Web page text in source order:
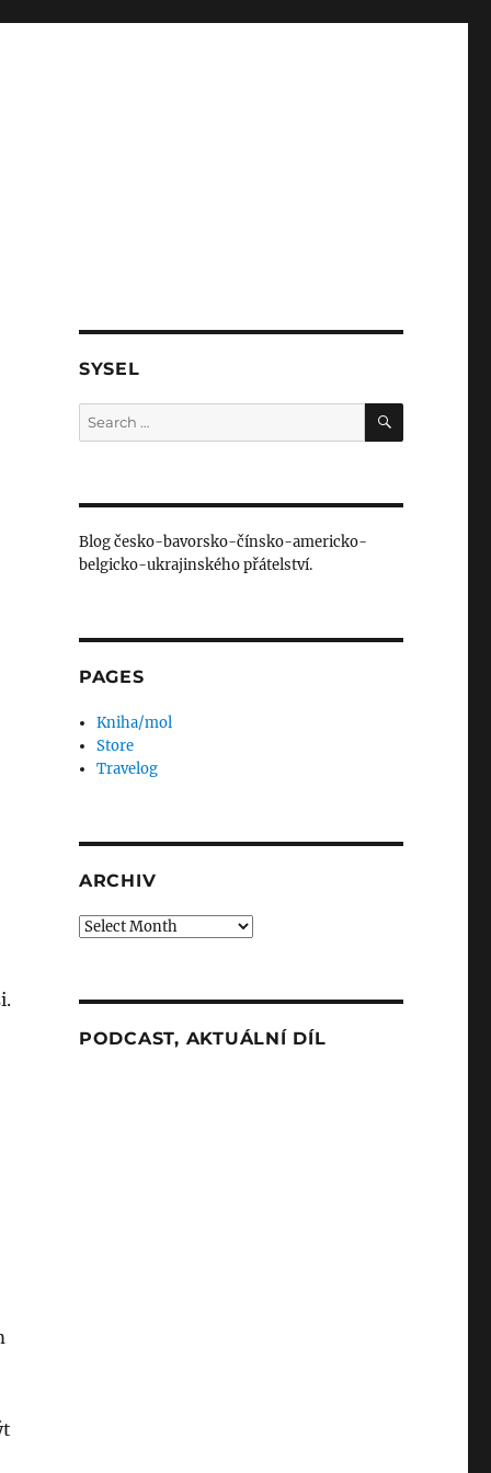
SYSEL
Search
for:
SEARCH
Blog česko-bavorsko-čínsko-americko-
belgicko-ukrajinského přátelství.
PAGES
Kniha/mol
Store
Travelog
ARCHIV
Archiv
PODCAST, AKTUÁLNÍ DÍL